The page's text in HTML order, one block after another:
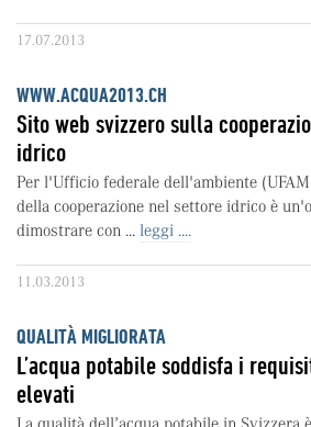
17.07.2013
WWW.ACQUA2013.CH
Sito web svizzero sulla
idrico
Per l'Ufficio federale dell'ambiente
della cooperazione nel settore idrico è
dimostrare con ... leggi ....
11.03.2013
QUALITÀ MIGLIORATA
L’acqua potabile soddisfa i
elevati